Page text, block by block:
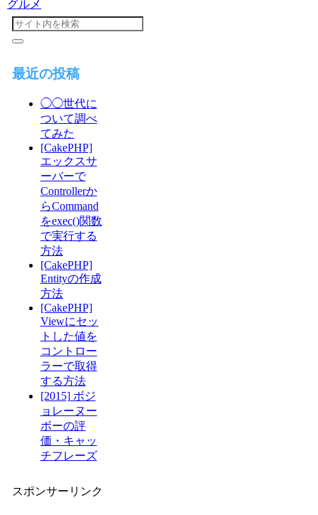
グルメ
最近の投稿
◯◯世代に
ついて調べ
てみた
[CakePHP]
エックスサ
ーバーで
Controllerか
らCommand
をexec()関数
で実行する
方法
[CakePHP]
Entityの作成
方法
[CakePHP]
Viewにセッ
トした値を
コントロー
ラーで取得
する方法
[2015] ボジ
ョレーヌー
ボーの評
価・キャッ
チフレーズ
スポンサーリンク